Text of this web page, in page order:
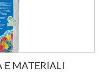
E MATERIALI